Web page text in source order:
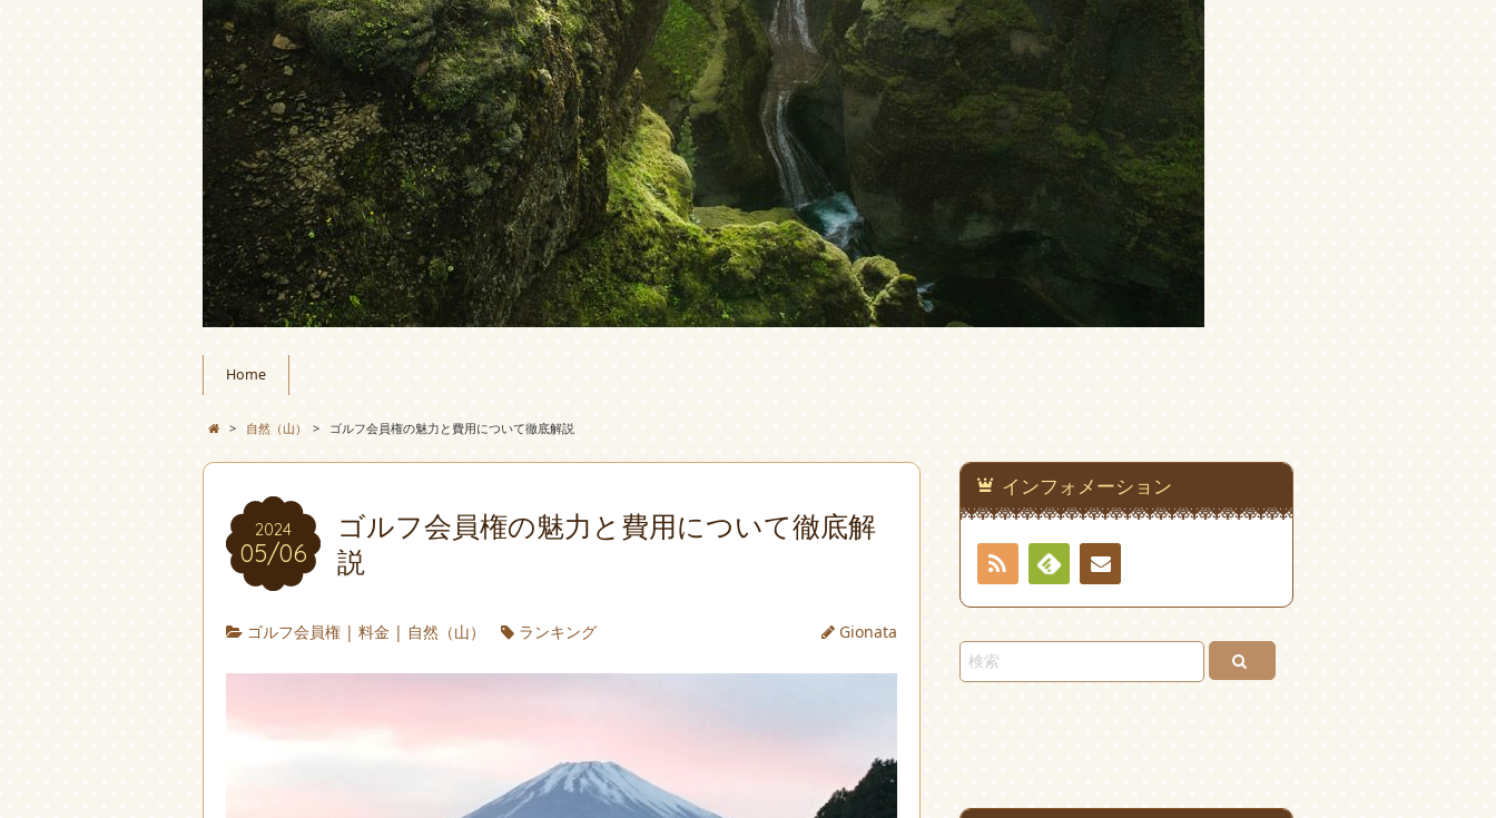
Home
> 自然（山） > ゴルフ会員権の魅力と費用について徹底解説
2024
05/06
ゴルフ会員権の魅力と費用について徹底解
説
ゴルフ会員権 |料金 | 自然（山） ランキング Gionata
インフォメーション
RSS
Feedlyお問
い合
わせ